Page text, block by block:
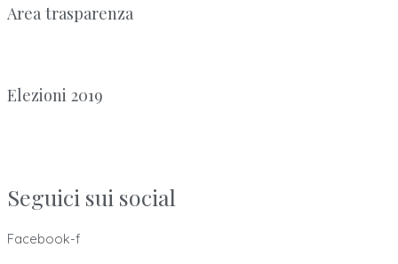
Area trasparenza
Elezioni 2019
Seguici sui social
Facebook-f